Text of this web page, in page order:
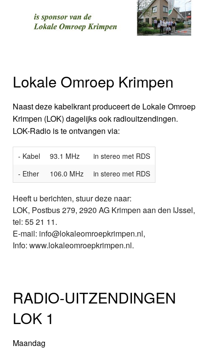
Lokale Omroep Krimpen
Naast deze kabelkrant produceert de Lokale Omroep
Krimpen (LOK) dagelijks ook radiouitzendingen.
LOK-Radio is te ontvangen via:
- Kabel 93.1 MHz
in stereo met RDS
- Ether
106.0 MHz in stereo met RDS
Heeft u berichten, stuur deze naar:
LOK, Postbus 279, 2920 AG Krimpen aan den IJssel,
tel: 55 21 11.
E-mail: info@lokaleomroepkrimpen.nl,
Info: www.lokaleomroepkrimpen.nl.
RADIO-UITZENDINGEN
LOK 1
Maandag